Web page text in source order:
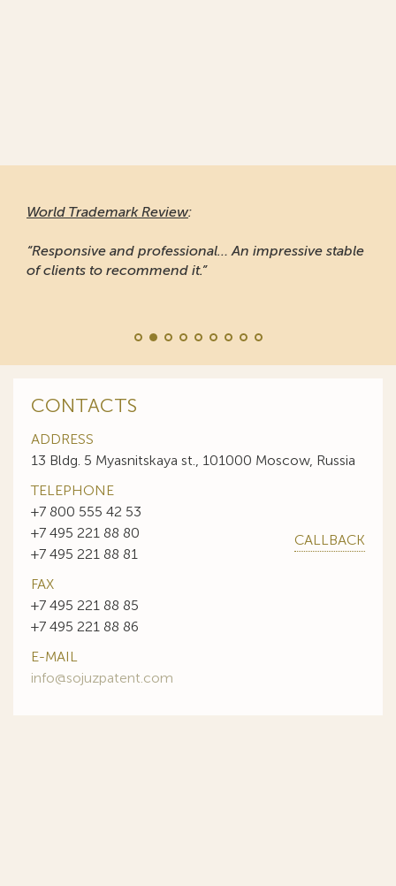
World Trademark Review:
“Responsive and professional… An impressive stable
of clients to recommend it.”
CONTACTS
ADDRESS
13 Bldg. 5 Myasnitskaya st., 101000 Moscow, Russia
TELEPHONE
+7 800 555 42 53
+7 495 221 88 80
+7 495 221 88 81
CALLBACK
FAX
+7 495 221 88 85
+7 495 221 88 86
E-MAIL
info@sojuzpatent.com